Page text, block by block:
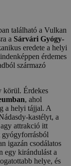
található a Vulkan
a Sárvári Gyógy-
eredete a helyi
érdemes
származó
körül. Érdekes
, ahol
a helyi tájjal. A
kastélyt, a
attrakció itt
gyógyforrásból
igazán csodálatos
egy kirándulást a
helye, és